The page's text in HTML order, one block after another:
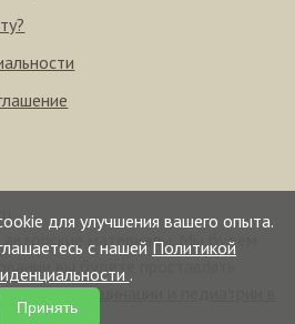
для улучшения вашего опыта.
с нашей Политикой
.
Принять
материалы. Мы будем
вы будете проставлять
— центр вакцинации и педиатрии в